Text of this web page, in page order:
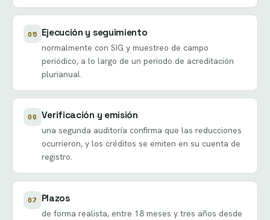
05 Ejecución y seguimiento
normalmente con SIG y muestreo de campo
periódico, a lo largo de un periodo de acreditación
plurianual.
06 Verificación y emisión
una segunda auditoría confirma que las reducciones
ocurrieron, y los créditos se emiten en su cuenta de
registro.
07 Plazos
de forma realista, entre 18 meses y tres años desde